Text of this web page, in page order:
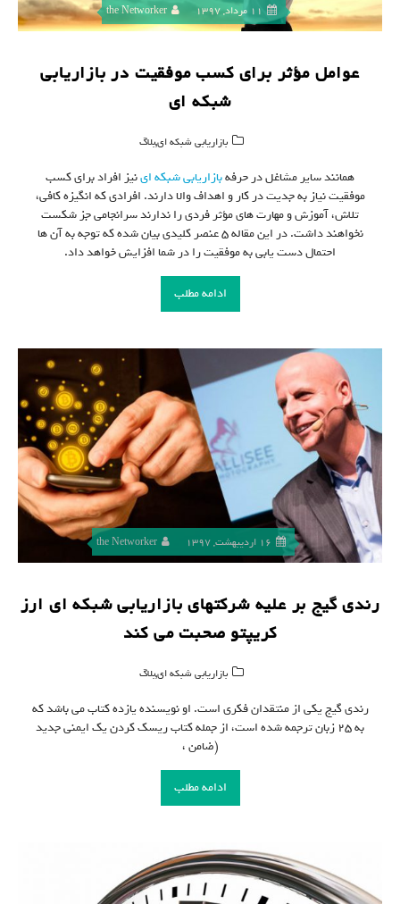
11 مرداد, 1397 the Networker
عوامل مؤثر برای کسب موفقیت در بازاریابی
شبکه ای
بازاریابی شبکه ای,بلاگ
همانند سایر مشاغل در حرفهبازاریابی شبکه اینیز افراد برای کسب
موفقیت نیاز به جدیت در کار و اهداف والا دارند. افرادی که انگیزه کافی،
تلاش، آموزش و مهارت های مؤثر فردی را ندارند سرانجامی جز شکست
نخواهند داشت. در این مقاله ۵ عنصر کلیدی بیان شده که توجه به آن ها
احتمال دست یابی به موفقیت را در شما افزایش خواهد داد.
ادامه مطلب
16 اردیبهشت, 1397 the Networker
رندی گیج بر علیه شرکتهای بازاریابی شبکه ای ارز
کریپتو صحبت می کند
بازاریابی شبکه ای,بلاگ
رندی گیج یکی از منتقدان فکری است. او نویسنده یازده کتاب می باشد که
به ۲۵ زبان ترجمه شده است، از جمله کتاب ریسک کردن یک ایمنی جدید
(ضامن ،
ادامه مطلب